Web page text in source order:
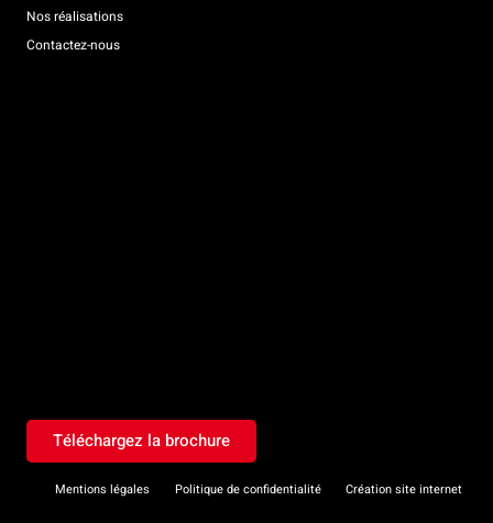
Nos réalisations
Contactez-nous
Téléchargez la brochure
Mentions légales Politique de confidentialité Création site internet